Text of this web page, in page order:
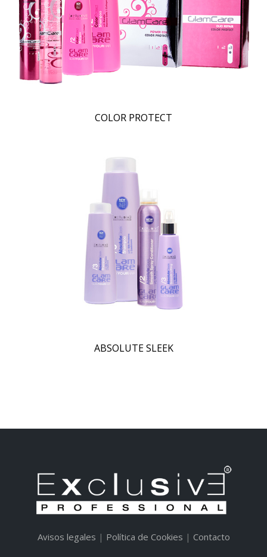
COLOR PROTECT
ABSOLUTE SLEEK
Avisos legales | Política de Cookies | Contacto